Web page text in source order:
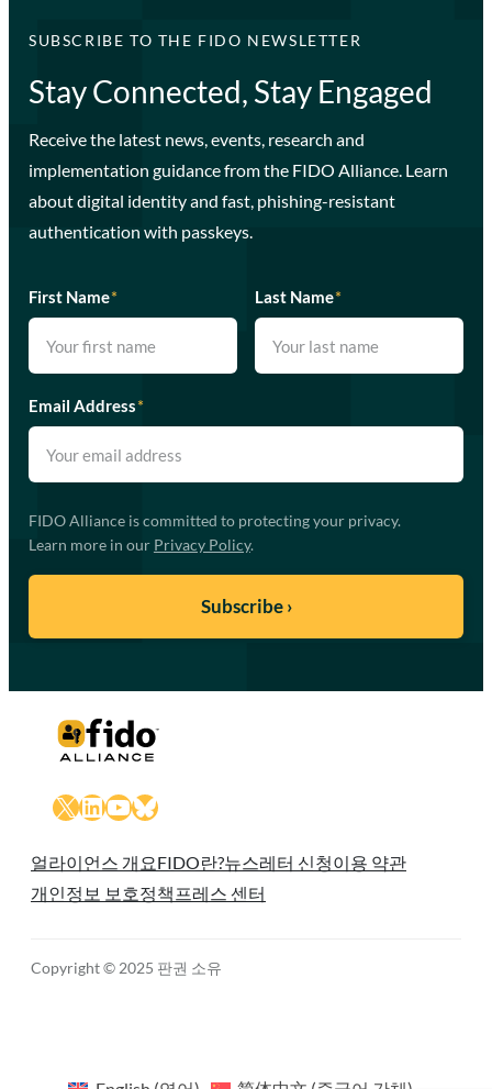
SUBSCRIBE TO THE FIDO NEWSLETTER
Stay Connected, Stay Engaged
Receive the latest news, events, research and
implementation guidance from the FIDO Alliance. Learn
about digital identity and fast, phishing-resistant
authentication with passkeys.
First Name* Last Name*
Email Address*
FIDO Alliance is committed to protecting your privacy.
Learn more in our Privacy Policy.
X LinkedIn
YouTube
Bluesky
얼라이언스 개요FIDO란?뉴스레터 신청이용 약관
개인정보 보호정책 프레스 센터
Copyright © 2025 판권 소유